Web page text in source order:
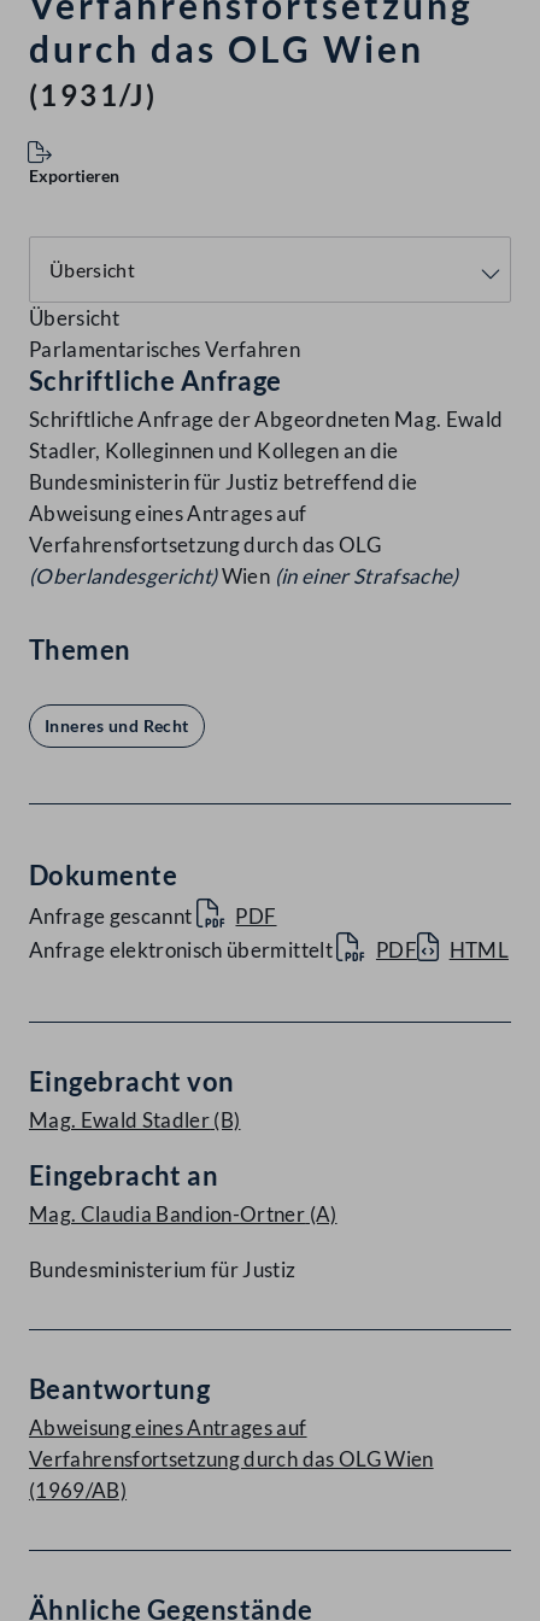
durch das OLG Wien
(1931/J)
Exportieren
Übersicht
Parlamentarisches Verfahren
Schriftliche Anfrage
Schriftliche Anfrage der Abgeordneten Mag. Ewald
Stadler, Kolleginnen und Kollegen an die
Bundesministerin für Justiz betreffend die
Abweisung eines Antrages auf
Verfahrensfortsetzung durch das OLG
(Oberlandesgericht)Wien (in einer Strafsache)
Themen
Inneres und Recht
Dokumente
Anfrage gescannt
PDF
Anfrage elektronisch übermittelt
PDF HTML
Eingebracht von
Mag. Ewald Stadler(B)
Eingebracht an
Mag. Claudia Bandion-Ortner (A)
Bundesministerium für Justiz
Beantwortung
Abweisung eines Antrages auf
Verfahrensfortsetzung durch das OLG Wien
(1969/AB)
Ähnliche Gegenstände